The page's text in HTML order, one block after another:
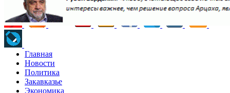
Главная
Новости
Политика
Закавказье
Экономика